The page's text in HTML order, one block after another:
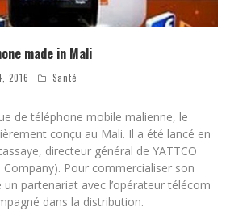
made in Mali
2016 Santé
de téléphone mobile malienne, le
conçu au Mali. Il a été lancé en
directeur général de YATTCO
Pour commercialiser son
partenariat avec l’opérateur télécom
dans la distribution.